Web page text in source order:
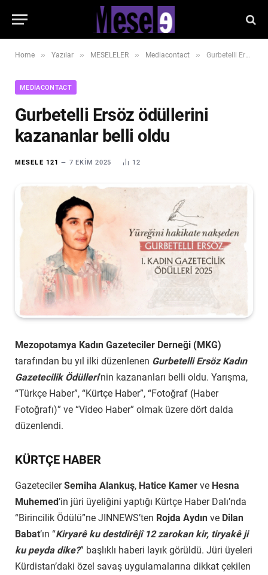
Home » Yazılar » MESELELER » Mediacontact » Gurbetelli Ersöz ödüllerini kazananlar belli oldu
MEDIACONTACT
Gurbetelli Ersöz ödüllerini
kazananlar belli oldu
MESELE 121 7 EKIM 2025 12
Mezopotamya Kadın Gazeteciler Derneği (MKG)
tarafından bu yıl ilki düzenlenen Gurbetelli Ersöz Kadın
Gazetecilik Ödülleri’nin kazananları belli oldu. Yarışma,
“Türkçe Haber”, “Kürtçe Haber”, “Fotoğraf (Haber
Fotoğrafı)” ve “Video Haber” olmak üzere dört dalda
düzenlendi.
KÜRTÇE HABER
GazetecilerSemiha Alankuş, Hatice Kamer ve Hesna
Muhemed’in jüri üyeliğini yaptığı Kürtçe Haber Dalı’nda
“Birincilik Ödülü”ne JINNEWS’ten Rojda Aydın ve Dilan
Babat’ın “Kiryarê ku destdirêjî 12 zarokan kir, tiryakê ji
ku peyda dike?” başlıklı haberi layık görüldü. Jüri üyeleri
Kürdistan’daki özel savaş uygulamalarına dikkat çekilen